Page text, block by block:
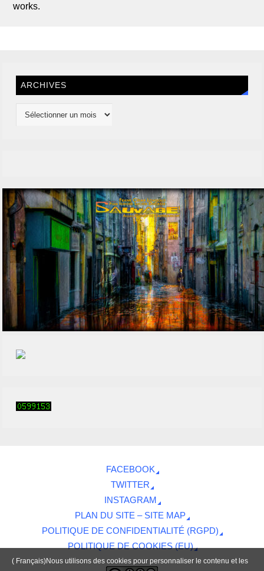
works.
ARCHIVES
FACEBOOK
TWITTER
INSTAGRAM
PLAN DU SITE – SITE MAP
POLITIQUE DE CONFIDENTIALITÉ (RGPD)
POLITIQUE DE COOKIES (EU)
( Français)Nous utilisons des cookies pour personnaliser le contenu et les